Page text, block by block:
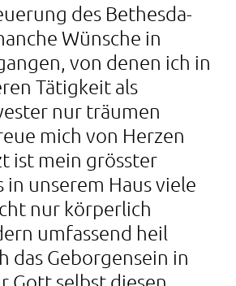
des Bethesda-
Wünsche in
von denen ich in
Tätigkeit als
nur träumen
mich von Herzen
ist mein grösster
in unserem Haus viele
nur körperlich
umfassend heil
das Geborgensein in